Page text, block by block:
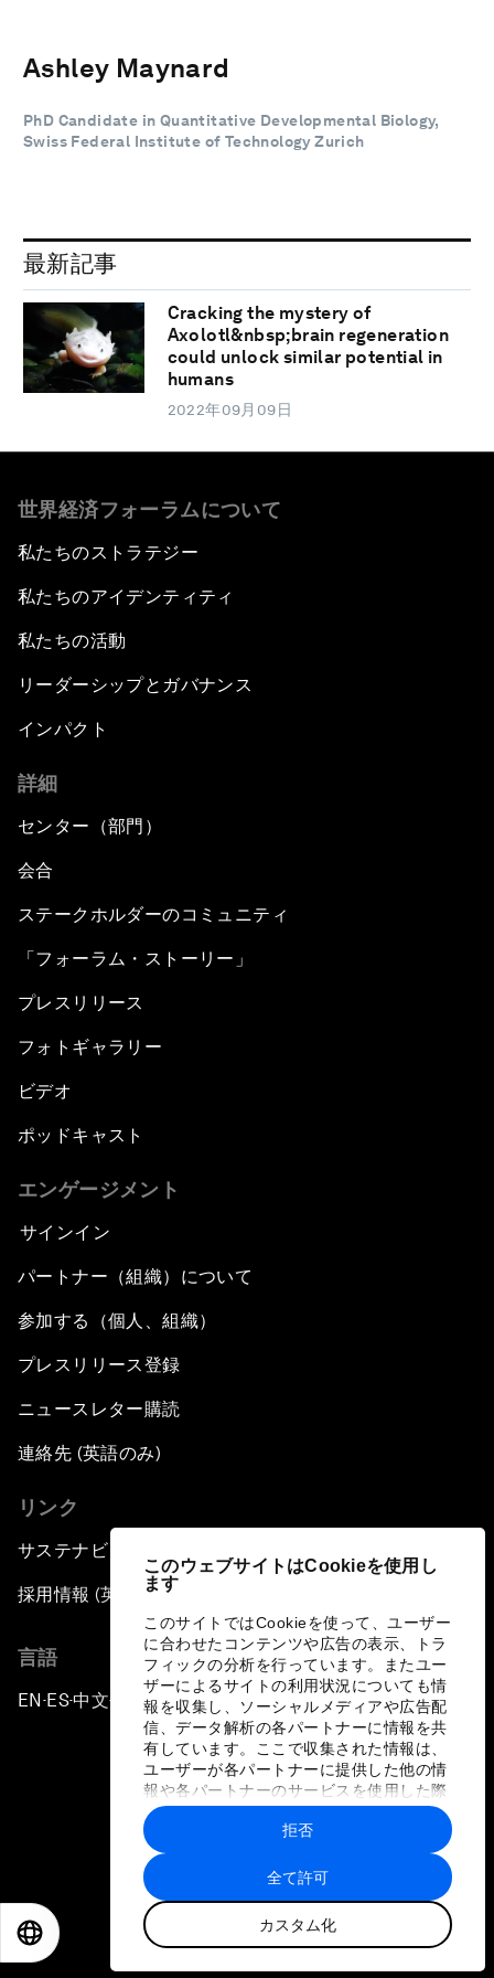
このウェブサイトはCookieを使用し
ます
このサイトではCookieを使って、ユーザー
に合わせたコンテンツや広告の表示、トラ
フィックの分析を行っています。またユー
ザーによるサイトの利用状況についても情
報を収集し、ソーシャルメディアや広告配
信、データ解析の各パートナーに情報を共
有しています。ここで収集された情報は、
ユーザーが各パートナーに提供した他の情
報や各パートナーのサービスを使用した際
に収集された情報と組み合わされ、各パー
トナーによって使用されることがありま
す。
全て許可
カスタム化
拒否
Ashley Maynard
PhD Candidate in Quantitative Developmental Biology,
Swiss Federal Institute of Technology Zurich
最新記事
Cracking the mystery of
Axolotl&nbsp;brain regeneration
could unlock similar potential in
humans
2022年09月09日
世界経済フォーラムについて
私たちのストラテジー
私たちのアイデンティティ
私たちの活動
リーダーシップとガバナンス
インパクト
詳細
センター（部門）
会合
ステークホルダーのコミュニティ
「フォーラム・ストーリー」
プレスリリース
フォトギャラリー
ビデオ
ポッドキャスト
エンゲージメント
サインイン
パートナー（組織）について
参加する（個人、組織）
プレスリリース登録
ニュースレター購読
連絡先 (英語のみ)
リンク
サステナビリティへの取り組み
採用情報 (英語のみ)
言語
EN ▪ ES▪中文▪ 日本語
プライバシーポリシーと利用規約
サイトマップ
©
世界経済フォーラム